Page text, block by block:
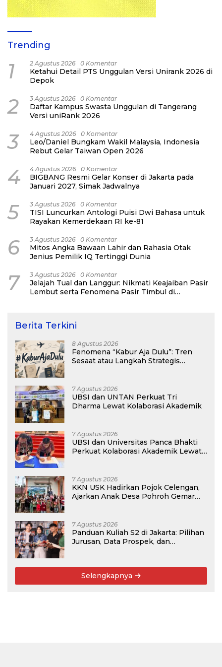
Trending
1 2 Agustus 2026 0 Komentar
Ketahui Detail PTS Unggulan Versi Unirank 2026 di
Depok
2 3 Agustus 2026 0 Komentar
Daftar Kampus Swasta Unggulan di Tangerang
Versi uniRank 2026
3 4 Agustus 2026 0 Komentar
Leo/Daniel Bungkam Wakil Malaysia, Indonesia
Rebut Gelar Taiwan Open 2026
4 4 Agustus 2026 0 Komentar
BIGBANG Resmi Gelar Konser di Jakarta pada
Januari 2027, Simak Jadwalnya
5 3 Agustus 2026 0 Komentar
TISI Luncurkan Antologi Puisi Dwi Bahasa untuk
Rayakan Kemerdekaan RI ke-81
6 3 Agustus 2026 0 Komentar
Mitos Angka Bawaan Lahir dan Rahasia Otak
Jenius Pemilik IQ Tertinggi Dunia
7 3 Agustus 2026 0 Komentar
Jelajah Tual dan Langgur: Nikmati Keajaiban Pasir
Lembut serta Fenomena Pasir Timbul di
Berita Terkini
8 Agustus 2026
Fenomena “Kabur Aja Dulu”: Tren
Sesaat atau Langkah Strategis
7 Agustus 2026
UBSI dan UNTAN Perkuat Tri
Dharma Lewat Kolaborasi Akademik
7 Agustus 2026
UBSI dan Universitas Panca Bhakti
Perkuat Kolaborasi Akademik Lewat
7 Agustus 2026
KKN USK Hadirkan Pojok Celengan,
Ajarkan Anak Desa Pohroh Gemar
7 Agustus 2026
Panduan Kuliah S2 di Jakarta: Pilihan
Jurusan, Data Prospek, dan
Selengkapnya